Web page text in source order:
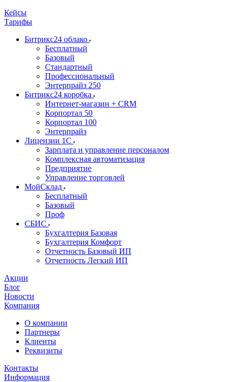
Кейсы
Тарифы
Битрикс24 облако
Бесплатный
Базовый
Стандартный
Профессиональный
Энтерпрайз 250
Битрикс24 коробка
Интернет-магазин + CRM
Корпортал 50
Корпортал 100
Энтерпрайз
Лицензии 1С
Зарплата и управление персоналом
Комплексная автоматизация
Предприятие
Управление торговлей
МойСклад
Бесплатный
Базовый
Проф
СБИС
Бухгалтерия Базовая
Бухгалтерия Комфорт
Отчетность Базовый ИП
Отчетность Легкий ИП
Акции
Блог
Новости
Компания
О компании
Партнеры
Клиенты
Реквизиты
Контакты
Информация